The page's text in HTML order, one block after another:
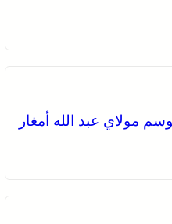
مولاي عبد الله أمغار